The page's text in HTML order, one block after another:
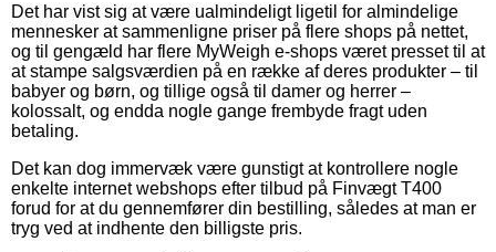
Det har vist sig at være ualmindeligt ligetil for almindelige
mennesker at sammenligne priser på flere shops på nettet,
og til gengæld har flere MyWeigh e-shops været presset til at
at stampe salgsværdien på en række af deres produkter – til
babyer og børn, og tillige også til damer og herrer –
kolossalt, og endda nogle gange frembyde fragt uden
betaling.
Det kan dog immervæk være gunstigt at kontrollere nogle
enkelte internet webshops efter tilbud på Finvægt T400
forud for at du gennemfører din bestilling, således at man er
tryg ved at indhente den billigste pris.